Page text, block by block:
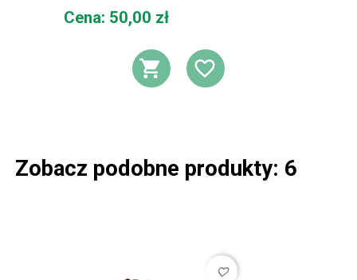
Cena
Cena: 50,00 zł
DODAJ DO
DODAJ DO
Zobacz podobne produkty: 6
favorite_border